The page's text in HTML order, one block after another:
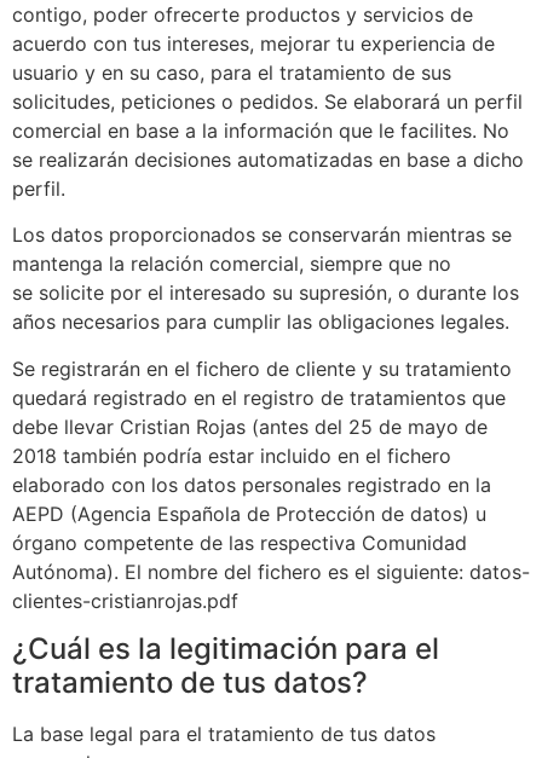
contigo, poder ofrecerte productos y servicios de
acuerdo con tus intereses, mejorar tu experiencia de
usuario y en su caso, para el tratamiento de sus
solicitudes, peticiones o pedidos. Se elaborará un perfil
comercial en base a la información que le facilites. No
se realizarán decisiones automatizadas en base a dicho
perfil.
Los datos proporcionados se conservarán mientras se
mantenga la relación comercial, siempre que no
se solicite por el interesado su supresión, o durante los
años necesarios para cumplir las obligaciones legales.
Se registrarán en el fichero de cliente y su tratamiento
quedará registrado en el registro de tratamientos que
debe llevar Cristian Rojas (antes del 25 de mayo de
2018 también podría estar incluido en el fichero
elaborado con los datos personales registrado en la
AEPD (Agencia Española de Protección de datos) u
órgano competente de las respectiva Comunidad
Autónoma). El nombre del fichero es el siguiente: datos-
clientes-cristianrojas.pdf
¿Cuál es la legitimación para el
tratamiento de tus datos?
La base legal para el tratamiento de tus datos